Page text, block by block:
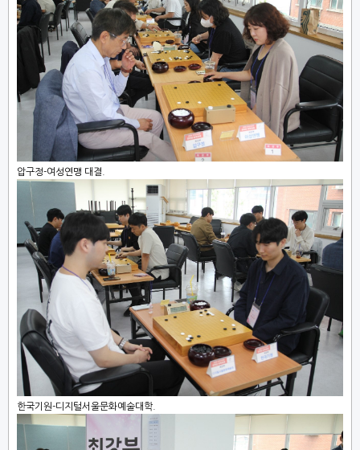
압구정-여성연맹 대결.
한국기원-디지털서울문화예술대학.